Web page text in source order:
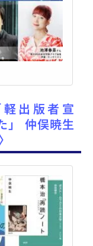
出版者宣
」 仲俣暁生